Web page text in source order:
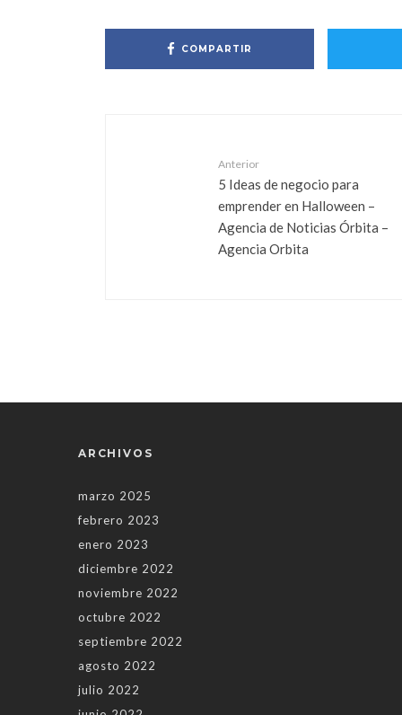
COMPARTIR
Anterior
5 Ideas de negocio para
emprender en Halloween –
Agencia de Noticias Órbita –
Agencia Orbita
ARCHIVOS
marzo 2025
febrero 2023
enero 2023
diciembre 2022
noviembre 2022
octubre 2022
septiembre 2022
agosto 2022
julio 2022